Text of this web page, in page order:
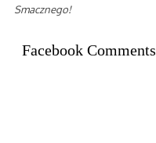
Smacznego!
Facebook Comments